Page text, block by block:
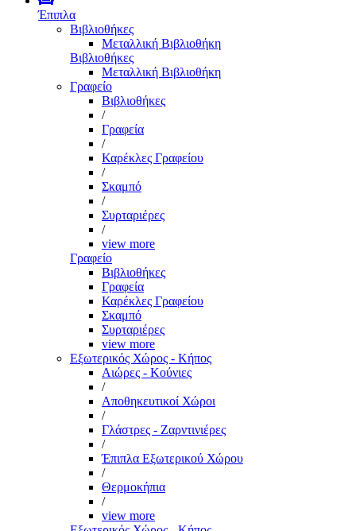
Έπιπλα
Βιβλιοθήκες
Μεταλλική Βιβλιοθήκη
Βιβλιοθήκες
Μεταλλική Βιβλιοθήκη
Γραφείο
Βιβλιοθήκες
/
Γραφεία
/
Καρέκλες Γραφείου
/
Σκαμπό
/
Συρταριέρες
/
view more
Γραφείο
Βιβλιοθήκες
Γραφεία
Καρέκλες Γραφείου
Σκαμπό
Συρταριέρες
view more
Εξωτερικός Χώρος - Κήπος
Αιώρες - Κούνιες
/
Αποθηκευτικοί Χώροι
/
Γλάστρες - Ζαρντινιέρες
/
Έπιπλα Εξωτερικού Χώρου
/
Θερμοκήπια
/
view more